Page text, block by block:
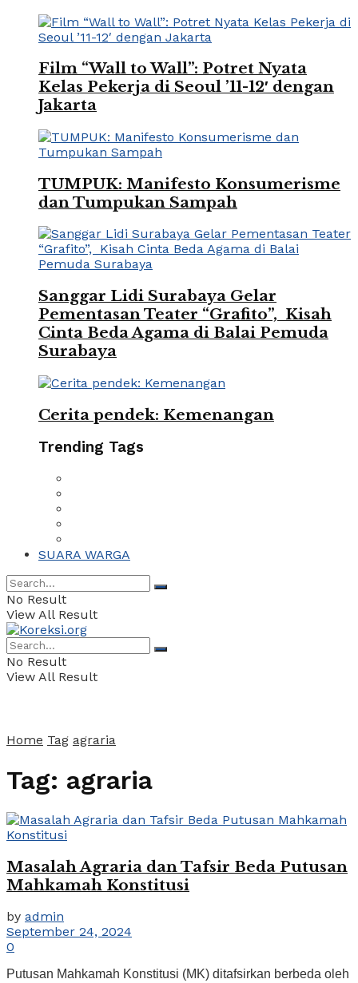
Film “Wall to Wall”: Potret Nyata
Kelas Pekerja di Seoul ’11-12′ dengan
Jakarta
TUMPUK: Manifesto Konsumerisme
dan Tumpukan Sampah
Sanggar Lidi Surabaya Gelar
Pementasan Teater “Grafito”, Kisah
Cinta Beda Agama di Balai Pemuda
Surabaya
Cerita pendek: Kemenangan
Trending Tags
SUARA WARGA
No Result
View All Result
No Result
View All Result
Home Tag agraria
Tag: agraria
Masalah Agraria dan Tafsir Beda Putusan
Mahkamah Konstitusi
by admin
September 24, 2024
0
Putusan Mahkamah Konstitusi (MK) ditafsirkan berbeda oleh